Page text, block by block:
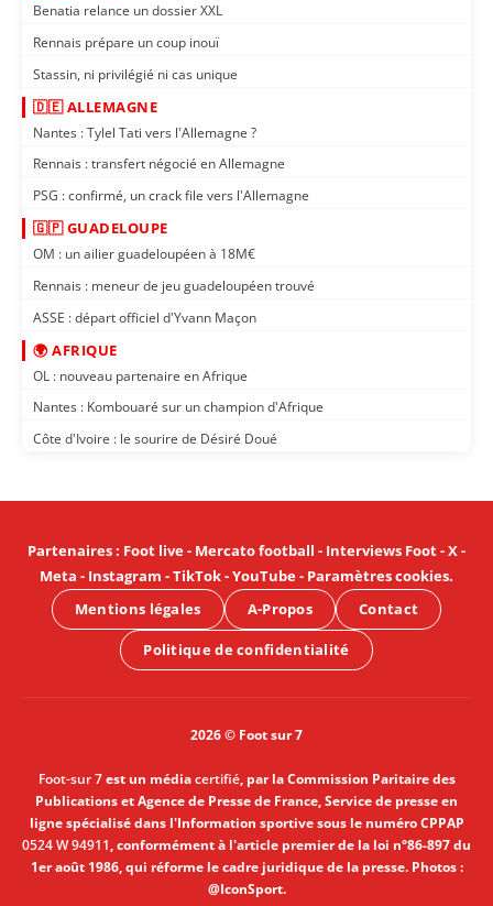
Benatia relance un dossier XXL
Rennais prépare un coup inouï
Stassin, ni privilégié ni cas unique
🇩🇪 ALLEMAGNE
Nantes : Tylel Tati vers l'Allemagne ?
Rennais : transfert négocié en Allemagne
PSG : confirmé, un crack file vers l'Allemagne
🇬🇵 GUADELOUPE
OM : un ailier guadeloupéen à 18M€
Rennais : meneur de jeu guadeloupéen trouvé
ASSE : départ officiel d'Yvann Maçon
🌍 AFRIQUE
OL : nouveau partenaire en Afrique
Nantes : Kombouaré sur un champion d'Afrique
Côte d'Ivoire : le sourire de Désiré Doué
Partenaires: Foot live- Mercato football - Interviews Foot-X-
Meta - Instagram -TikTok-YouTube- Paramètres cookies.
Mentions légales
A-Propos Contact
Politique de confidentialité
2026 © Foot sur 7
Foot-sur 7est un médiacertifié, par la Commission Paritaire des
Publications et Agence de Presse de France, Service de presse en
ligne spécialisé dans l'Information sportive sous le numéro CPPAP
0524 W 94911, conformément à l'article premier de la loi n°86-897 du
1er août 1986, qui réforme le cadre juridique de la presse. Photos :
@IconSport.